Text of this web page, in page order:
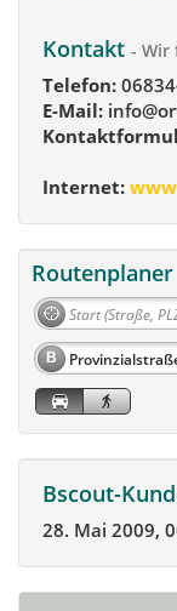
Kontakt - Wir
Telefon:
E-Mail:
Internet:
Routenplaner
B
Bscout-
28. Mai 2009,